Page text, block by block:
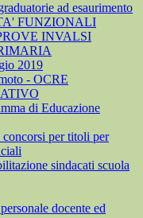
ad esaurimento
FUNZIONALI
INVALSI
2019
- OCRE
di Educazione
per titoli per
sindacati scuola
docente ed